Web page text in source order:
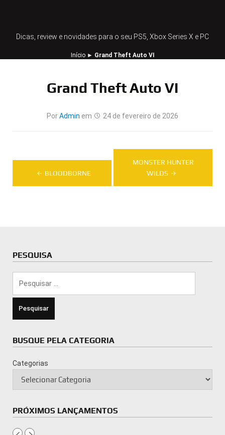
Dicas, review e novidades para o seu PS5, Xbox Series X e PC
Início► Grand Theft Auto VI
Grand Theft Auto VI
PorAdmin em 24 de fevereiro de 2026
Navegação
BLOODBORNE
MONSTER HUNTER
WILDS
PESQUISA
BUSQUE PELA CATEGORIA
Categorias
PRÓXIMOS LANÇAMENTOS